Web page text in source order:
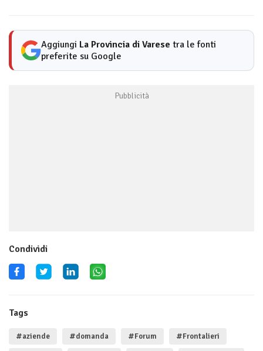
Aggiungi La Provincia di Varese tra le fonti
preferite su Google
Condividi
Tags
#aziende #domanda #Forum #Frontalieri